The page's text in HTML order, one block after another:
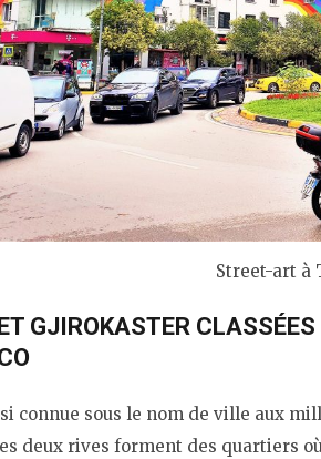
Street-art à
GJIROKASTER
connue sous le nom de ville aux
deux rives forment des